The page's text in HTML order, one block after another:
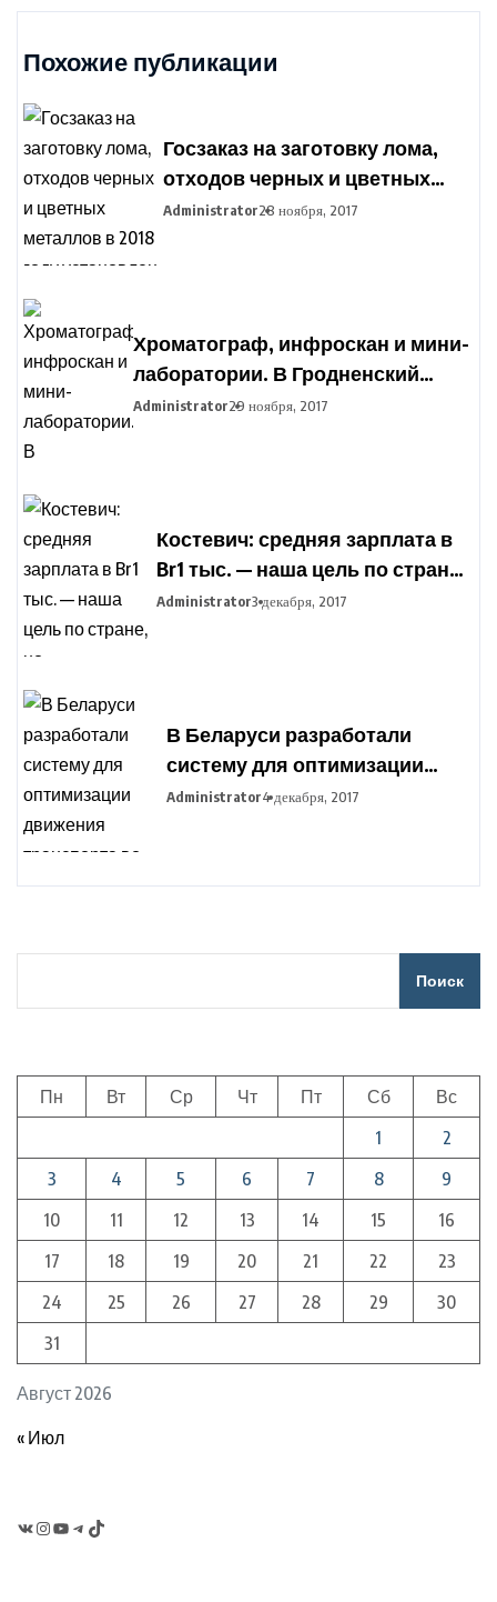
Похожие публикации
Госзаказ на заготовку лома,
отходов черных и цветных
металлов в 2018 году
Administrator28 ноября, 2017
Хроматограф, инфроскан и мини-
лаборатории. В Гродненский
агропромышленный парк
Administrator29 ноября, 2017
Костевич: средняя зарплата в
Br1 тыс. — наша цель по стране,
но дифференциация по
Administrator3 декабря, 2017
В Беларуси разработали
систему для оптимизации
движения транспорта во
Administrator4 декабря, 2017
Поиск
Август 2026
Пн Вт Ср Чт Пт Сб
Вс
1
2
3
4 5 6 7 8
9
10
11 12 13 14 15
16
17
18 19 20 21 22
23
24
25 26 27 28 29
30
31
« Июл
Instagram
YouTubeTelegram
TikTok